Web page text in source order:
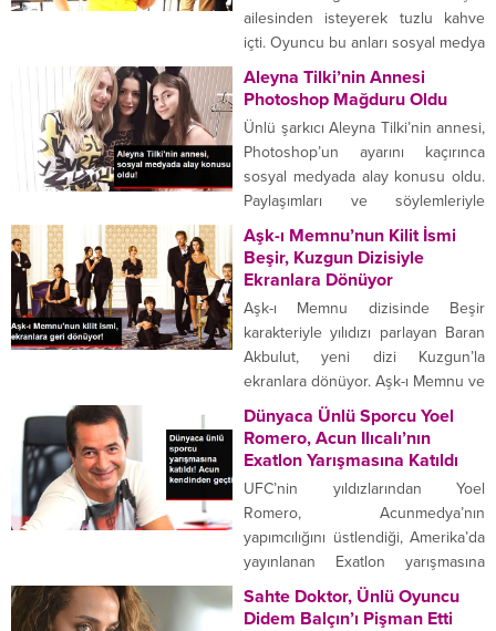
anları sosyal medya hesabından
takipçileriyle paylaşan Yeliz
Yeşilmen, hacamat hakkında
takipçilerine bilgi vermeyi de ihmal
etmedi. Yeliz Yeşilmen’in bir...
ailesinden isteyerek tuzlu kahve
içti. Oyuncu bu anları sosyal medya
hesabından takipçileriyle de
paylaşmayı ihmal etmedi. Oyuncu
Belit Özükan, bir süredir birlikte
olduğu Sattas grubunun solisti
Orçun Sünear ile evleniyor. Çift,
evlilik sürecinde alışılagelen
durumların dışına çıktı ve oyuncu
erkek arkadaşını...
Aleyna Tilki’nin Annesi
Photoshop Mağduru Oldu
Ünlü şarkıcı Aleyna Tilki’nin annesi,
Photoshop’un ayarını kaçırınca
sosyal medyada alay konusu oldu.
Paylaşımları ve söylemleriyle
gündem olan Aleyna Tilki’nin
annesi Havva Öztel de fotoşop
akımına uydu. Anne Öztel,
Hollanda’nın Amsterdam şehrinde
çektirdiği fotoğrafa Photoshop
uygulayınca, rezil oldu. KENDİSİNİ
İNCELTMEK İSTERKEN ETRAFI
YAMULTTU Kendisini inceltmek
isterken etrafı yamultan Havva
Öztel’e...
Aşk-ı Memnu’nun Kilit İsmi
Beşir, Kuzgun Dizisiyle
Ekranlara Dönüyor
Aşk-ı Memnu dizisinde Beşir
karakteriyle yılıdızı parlayan Baran
Akbulut, yeni dizi Kuzgun’la
ekranlara dönüyor. Aşk-ı Memnu ve
Yedi Güzel Adam dizisinde başarılı
oyunculuğuyla göz dolduran Baran
Akbulut yeniden dizi setlerine
döndü. Star TV’nin iddialı dizisi
Kuzgun’un kadrosuna dahil oyuncu
Yusuf karakterine hayat verecek.
ROL ALDIĞI DİZİLERDE ADINDAN
SÖZ ETTİRDİ Bir...
Dünyaca Ünlü Sporcu Yoel
Romero, Acun Ilıcalı’nın
Exatlon Yarışmasına Katıldı
UFC’nin yıldızlarından Yoel
Romero, Acunmedya’nın
yapımcılığını üstlendiği, Amerika’da
yayınlanan Exatlon yarışmasına
katıldı. Haberi duyuran Ilıcalı,
“Gurur yaşıyoruz” notuyla
Sahte Doktor, Ünlü Oyuncu
Didem Balçın’ı Pişman Etti